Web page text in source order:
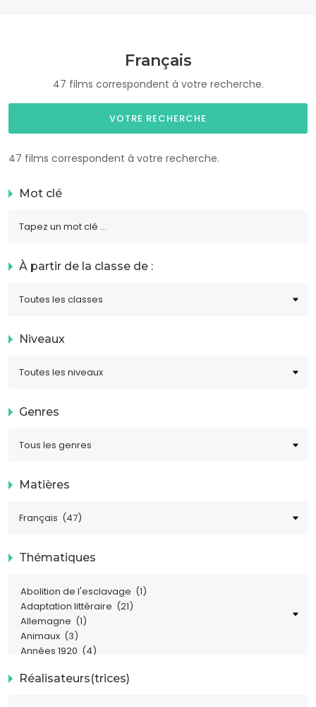
Français
47 films correspondent à votre recherche.
VOTRE RECHERCHE
47 films correspondent à votre recherche.
Mot clé
À partir de la classe de :
Niveaux
Genres
Matières
Thématiques
Réalisateurs(trices)